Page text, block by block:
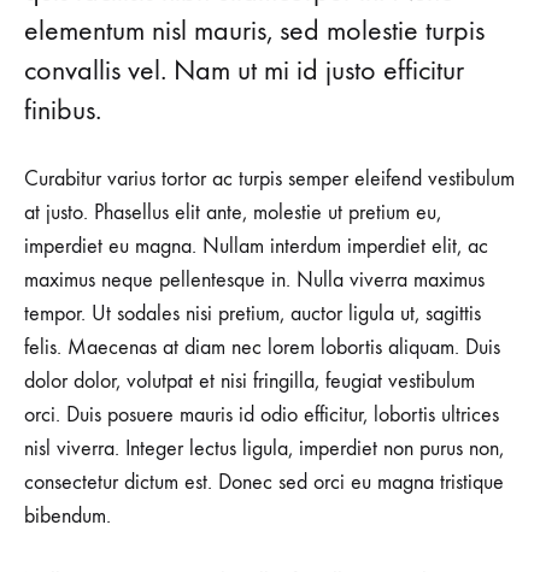
elementum nisl mauris, sed molestie turpis
convallis vel. Nam ut mi id justo efficitur
finibus.
Curabitur varius tortor ac turpis semper eleifend vestibulum
at justo. Phasellus elit ante, molestie ut pretium eu,
imperdiet eu magna. Nullam interdum imperdiet elit, ac
maximus neque pellentesque in. Nulla viverra maximus
tempor. Ut sodales nisi pretium, auctor ligula ut, sagittis
felis. Maecenas at diam nec lorem lobortis aliquam. Duis
dolor dolor, volutpat et nisi fringilla, feugiat vestibulum
orci. Duis posuere mauris id odio efficitur, lobortis ultrices
nisl viverra. Integer lectus ligula, imperdiet non purus non,
consectetur dictum est. Donec sed orci eu magna tristique
bibendum.